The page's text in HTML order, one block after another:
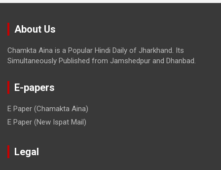
About Us
Chamkta Aina is a Popular Hindi Daily of Jharkhand. Its
Simultaneously Published from Jamshedpur and Dhanbad.
E-papers
E Paper (Chamakta Aina)
E Paper (New Ispat Mail)
Legal